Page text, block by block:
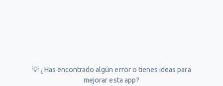
💡 ¿Has encontrado algún error o tienes ideas para
mejorar esta app?